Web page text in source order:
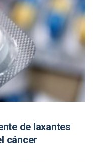
de laxantes
cáncer